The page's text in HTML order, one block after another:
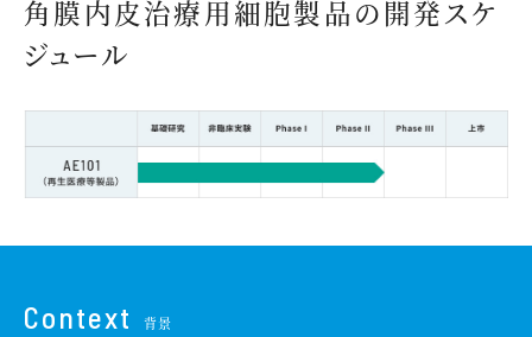
角膜内皮治療用細胞製品の開発スケ
ジュール
Context 背景